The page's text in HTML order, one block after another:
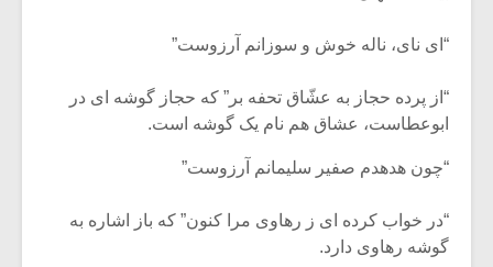
“ای نای، ناله خوش و سوزانم آرزوست”
“از پرده حجاز به عشّاق تحفه بر” که حجاز گوشه ای در
ابوعطاست، عشاق هم نام یک گوشه است.
“چون هدهدم صفیر سلیمانم آرزوست”
“در خواب کرده ای ز رهاوی مرا کنون” که باز اشاره به
گوشه رهاوی دارد.
میکلوش روژا
یادداشتی بر موسیقی
متن فیلم «متری